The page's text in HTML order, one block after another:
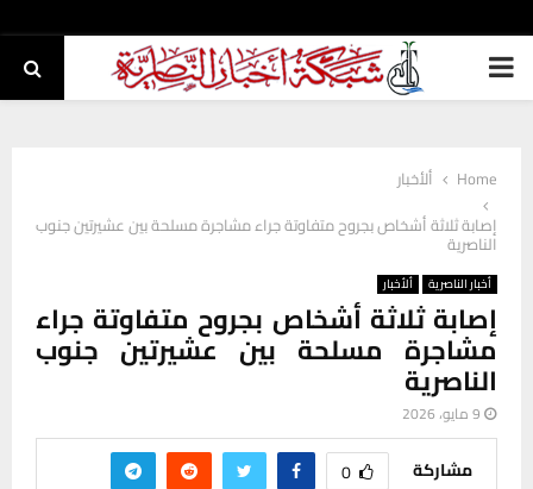
PRIMARY
Home
ألأخبار
إصابة ثلاثة أشخاص بجروح متفاوتة جراء مشاجرة مسلحة بين عشيرتين جنوب
الناصرية
أخبار الناصرية ألأخبار
إصابة ثلاثة أشخاص بجروح متفاوتة جراء
مشاجرة مسلحة بين عشيرتين جنوب
الناصرية
9 مايو، 2026
مشاركة 0